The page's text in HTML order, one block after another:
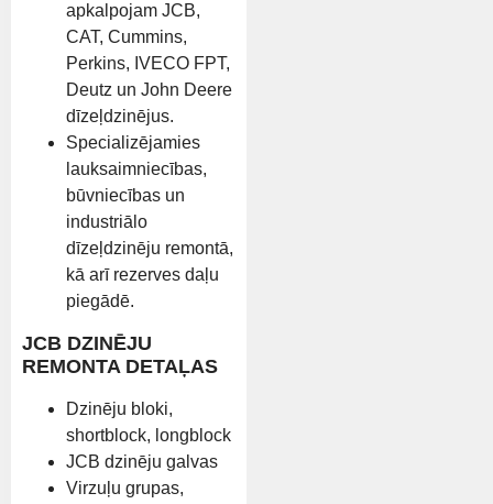
apkalpojam JCB,
CAT, Cummins,
Perkins, IVECO FPT,
Deutz un John Deere
dīzeļdzinējus.
Specializējamies
lauksaimniecības,
būvniecības un
industriālo
dīzeļdzinēju remontā,
kā arī rezerves daļu
piegādē.
JCB DZINĒJU
REMONTA DETAĻAS
Dzinēju bloki,
shortblock, longblock
JCB dzinēju galvas
Virzuļu grupas,